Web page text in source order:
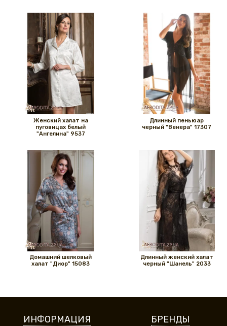
Женский халат на
пуговицах белый
"Ангелина" 9537
Длинный пеньюар
черный "Венера" 17307
Домашний шелковый
халат "Диор" 15083
Длинный женский халат
черный "Шанель" 2033
ИНФОРМАЦИЯ БРЕНДЫ